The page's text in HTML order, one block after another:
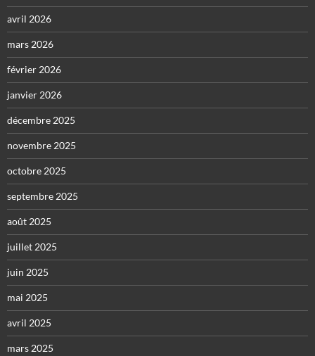
avril 2026
mars 2026
février 2026
janvier 2026
décembre 2025
novembre 2025
octobre 2025
septembre 2025
août 2025
juillet 2025
juin 2025
mai 2025
avril 2025
mars 2025